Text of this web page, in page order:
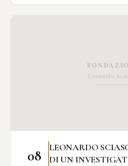
08
LEONARDO
DI UN